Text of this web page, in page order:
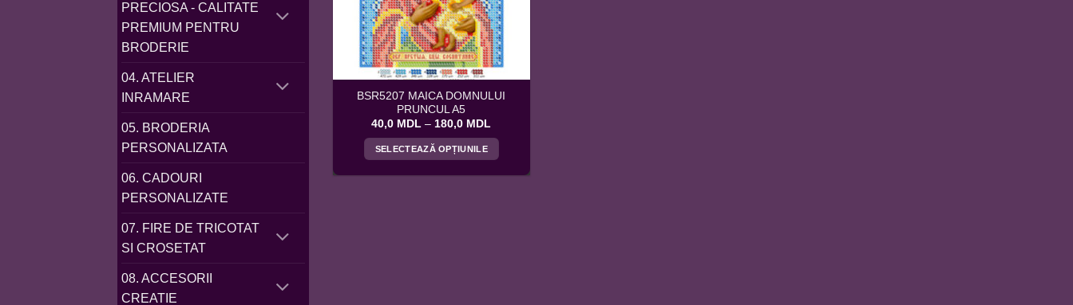
PRECIOSA - CALITATE
PREMIUM PENTRU
BRODERIE
04. ATELIER
INRAMARE
05. BRODERIA
PERSONALIZATA
06. CADOURI
PERSONALIZATE
07. FIRE DE TRICOTAT
SI CROSETAT
08. ACCESORII
CREATIE
BSR5207 MAICA DOMNULUI
PRUNCUL A5
40,0 MDL – 180,0 MDL
prețuri:
40,0 MDL
la
SELECTEAZĂ OPȚIUNILE